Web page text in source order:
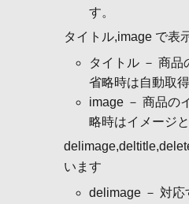
す。
タイトル,image で表
タイトル － 商品
省略時は自動取得
image － 商品の
略時はイメージ
います
delimage － 対応